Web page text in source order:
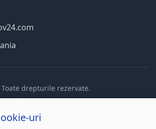
drepturile rezervate.
uri
uri